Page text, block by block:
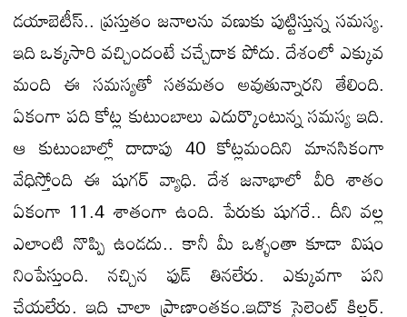
డయాబెటీస్.. ప్రస్తుతం జనాలను వణుకు పుట్టిస్తున్న సమస్య.
ఇది ఒక్కసారి వచ్చిందంటే చచ్చేదాక పోదు. దేశంలో ఎక్కువ
మంది ఈ సమస్యతో సతమతం అవుతున్నారని తేలింది.
ఏకంగా పది కోట్ల కుటుంబాలు ఎదుర్కొంటున్న సమస్య ఇది.
ఆ కుటుంబాల్లో దాదాపు 40 కోట్లమందిని మానసికంగా
వేధిస్తోంది ఈ షుగర్ వ్యాధి. దేశ జనాభాలో వీరి శాతం
ఏకంగా 11.4 శాతంగా ఉంది. పేరుకు షుగరే.. దీని వల్ల
ఎలాంటి నొప్పి ఉండదు.. కానీ మీ ఒళ్ళంతా కూడా విషం
నింపేస్తుంది. నచ్చిన ఫుడ్ తినలేరు. ఎక్కువగా పని
చేయలేరు. ఇది చాలా ప్రాణాంతకం.ఇదొక సైలెంట్ కిల్లర్.